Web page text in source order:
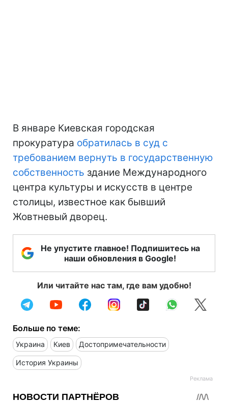
В январе Киевская городская
прокуратура обратилась в суд с
требованием вернуть в государственную
собственность здание Международного
центра культуры и искусств в центре
столицы, известное как бывший
Жовтневый дворец.
Не упустите главное! Подпишитесь на
наши обновления в Google!
Или читайте нас там, где вам удобно!
Больше по теме:
Украина Киев Достопримечательности
История Украины